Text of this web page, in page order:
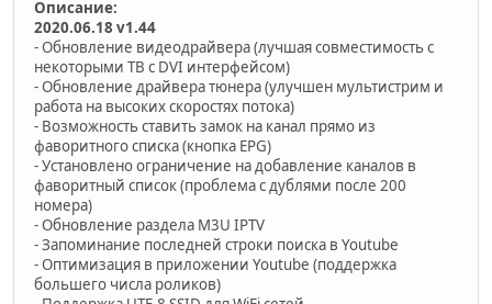
Описание:
2020.06.18 v1.44
- Обновление видеодрайвера (лучшая совместимость с
некоторыми ТВ с DVI интерфейсом)
- Обновление драйвера тюнера (улучшен мультистрим и
работа на высоких скоростях потока)
- Возможность ставить замок на канал прямо из
фаворитного списка (кнопка EPG)
- Установлено ограничение на добавление каналов в
фаворитный список (проблема с дублями после 200
номера)
- Обновление раздела M3U IPTV
- Запоминание последней строки поиска в Youtube
- Оптимизация в приложении Youtube (поддержка
большего числа роликов)